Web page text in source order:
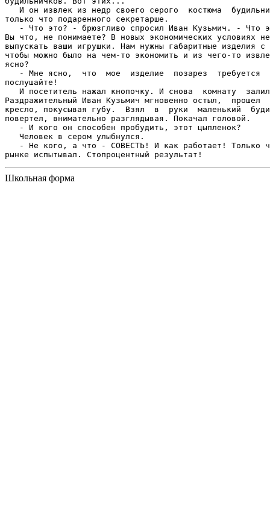
И он извлек из недр своего серого  костюма
только что подаренного секретарше.
- Что это? - брюзгливо спросил Иван Кузьмич. - Что
Вы что, не понимаете? В новых экономических условиях
выпускать ваши игрушки. Нам нужны габаритные изделия с
чтобы можно было на чем-то экономить и из чего-то
ясно?
- Мне ясно,  что  мое  изделие  позарез  требуется
послушайте!
И посетитель нажал кнопочку. И снова  комнату
Раздражительный Иван Кузьмич мгновенно остыл,
кресло, покусывая губу.  Взял  в  руки  маленький
повертел, внимательно разглядывая. Покачал головой.
   - И кого он способен пробудить, этот цыпленок?
   Человек в сером улыбнулся.
- Не кого, а что - СОВЕСТЬ! И как работает! Только
Школьная форма